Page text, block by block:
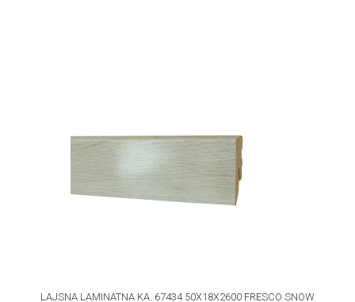
LAJSNA LAMINATNA KA. 67434 50X18X2600 FRESCO SNOW